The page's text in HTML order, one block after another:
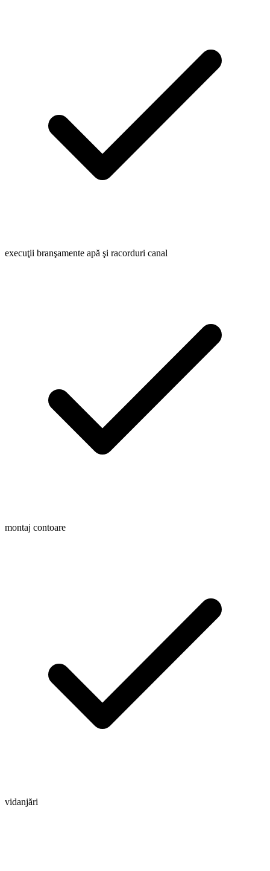
execuţii branşamente apă şi racorduri canal
montaj contoare
vidanjări